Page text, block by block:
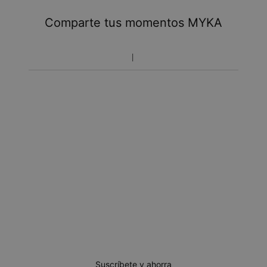
Toma en cuenta que el tiempo de envío incluye tiempo
de producción.
Comparte tus momentos MYKA
Suscríbete y ahorra